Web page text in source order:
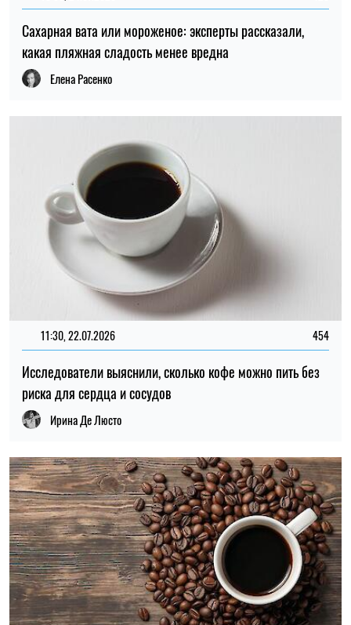
Сахарная вата или мороженое: эксперты рассказали,
какая пляжная сладость менее вредна
Елена Расенко
11:30, 22.07.2026 454
Исследователи выяснили, сколько кофе можно пить без
риска для сердца и сосудов
Ирина Де Люсто